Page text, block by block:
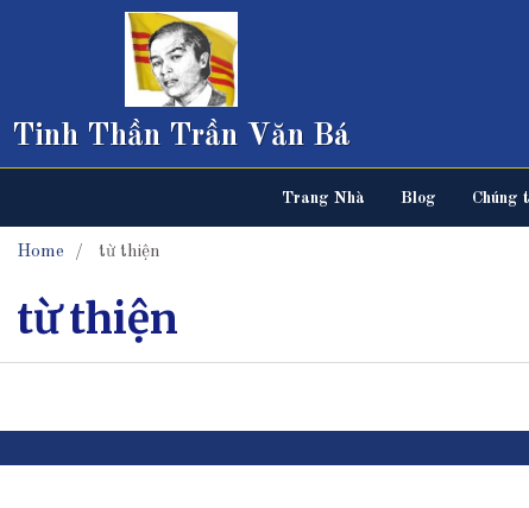
Tinh Thần Trần Văn Bá
Trang Nhà Blog Chúng
Home từ thiện
từ thiện